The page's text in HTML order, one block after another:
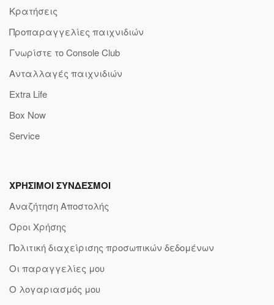
Κρατήσεις
Προπαραγγελίες παιχνιδιών
Γνωρίστε το Console Club
Ανταλλαγές παιχνιδιών
Extra Life
Box Now
Service
ΧΡΗΣΙΜΟΙ ΣΥΝΔΕΣΜΟΙ
Αναζήτηση Αποστολής
Όροι Χρήσης
Πολιτική διαχείρισης προσωπικών δεδομένων
Οι παραγγελίες μου
Ο λογαριασμός μου